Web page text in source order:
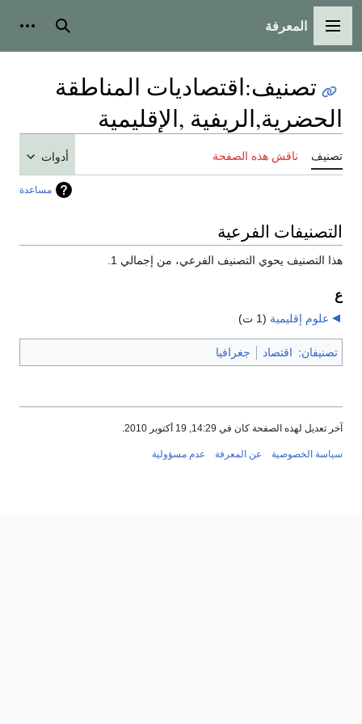
القائمة الرئيسية
المعرفة بحث
تصنيف:اقتصاديات المناطقة
الحضرية,الريفية ,الإقليمية
تصنيف ناقش هذه الصفحة أدوات
مساعدة
التصنيفات الفرعية
هذا التصنيف يحوي التصنيف الفرعي، من إجمالي 1.
ع
علوم إقليمية (1 ت)
تصنيفان: اقتصاد جغرافيا
آخر تعديل لهذه الصفحة كان في 14:29, 19 أكتوبر 2010.
سياسة الخصوصية عن المعرفة عدم مسؤولية